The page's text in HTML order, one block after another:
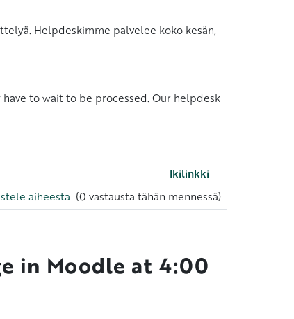
Helpdeskimme palvelee koko kesän,
to wait to be processed. Our helpdesk
Ikilinkki
aiheesta (0 vastausta tähän mennessä)
in Moodle at 4:00